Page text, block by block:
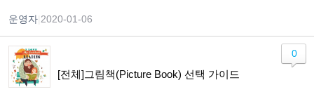
운영자 2020-01-06
[전체]그림책(Picture Book) 선택 가이드
0